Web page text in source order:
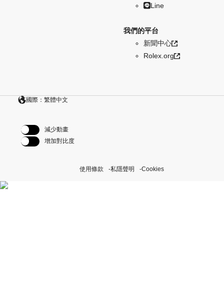
Line
我們的平台
新聞中心
Rolex.org
國際：繁體中文
減少動畫
增加對比度
使用條款 私隱聲明 Cookies